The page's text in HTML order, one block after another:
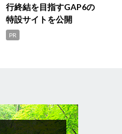
行終結を目指すGAP6の
特設サイトを公開
PR